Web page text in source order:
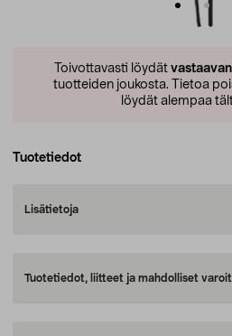
Toivottavasti löydät
tuotteiden joukosta. Tietoa
löydät alempaa
Tuotetiedot
Lisätietoja
Tuotetiedot, liitteet ja mahdolliset